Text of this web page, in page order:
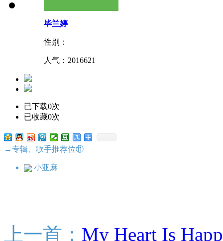
毕兰婷
性别：
人气： 2016621
已下载0次
已收藏0次
→专辑、歌手推荐位⑪
小亚麻
上一首： My Heart Is